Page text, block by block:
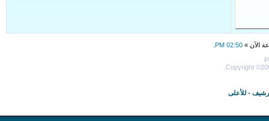
الآن » 02:50 PM
Copyright
- للأعلى